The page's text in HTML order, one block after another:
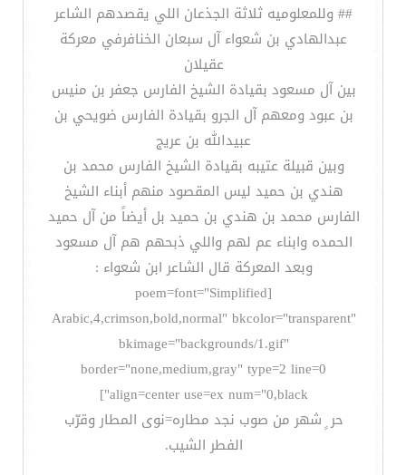
## وللمعلوميه ثلاثة الجذعان اللي يقصدهم الشاعر
عبدالهادي بن شعواء آل سبعان الخنافرفي معركة
عقيلان
بين آل مسعود بقيادة الشيخ الفارس جعفر بن منيس
بن عبود ومعهم آل الجرو بقيادة الفارس ضويحي بن
عبيدالله بن عريج
وبين قبيلة عتيبه بقيادة الشيخ الفارس محمد بن
هندي بن حميد ليس المقصود منهم أبناء الشيخ
الفارس محمد بن هندي بن حميد بل أيضاً من آل حميد
الحمده وابناء عم لهم واللي ذبحهم هم آل مسعود
وبعد المعركة قال الشاعر ابن شعواء :
[poem=font="Simplified
Arabic,4,crimson,bold,normal" bkcolor="transparent"
bkimage="backgrounds/1.gif"
border="none,medium,gray" type=2 line=0
align=center use=ex num="0,black"]
حر ٍ شهر من صوب نجد مطاره=نوى المطار وقرّب
الفطر الشيب.